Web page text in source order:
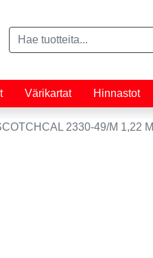
Värikartat Hinnastot
2330-49/M 1,22 M